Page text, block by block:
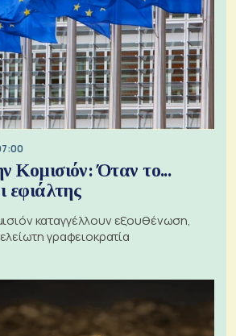
Κομισιόν: Όταν το...
εφιάλτης
καταγγέλλουν εξουθένωση,
γραφειοκρατία